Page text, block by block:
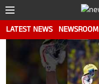
LATEST NEWS NEWSROOM